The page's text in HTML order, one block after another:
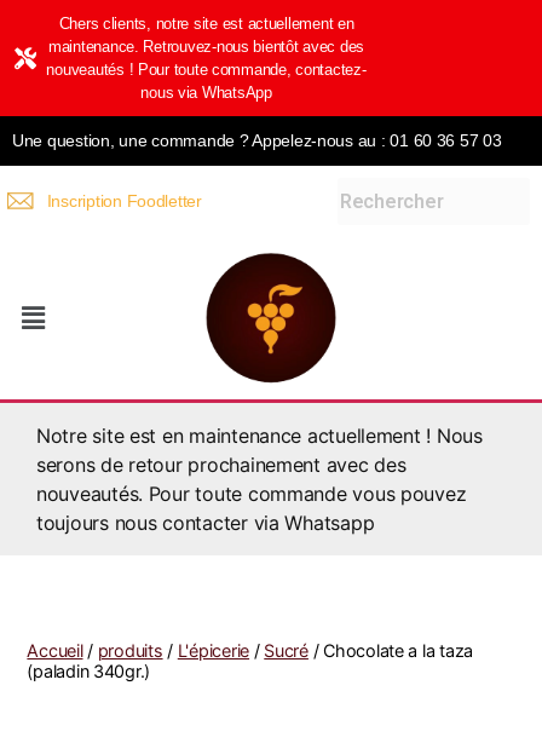
Chers clients, notre site est actuellement en
maintenance. Retrouvez-nous bientôt avec des
nouveautés ! Pour toute commande, contactez-
nous via WhatsApp
Une question, une commande ? Appelez-nous au : 01 60 36 57 03
Inscription Foodletter
Notre site est en maintenance actuellement ! Nous
serons de retour prochainement avec des
nouveautés. Pour toute commande vous pouvez
toujours nous contacter via Whatsapp
Accueil/ produits / L'épicerie / Sucré/ Chocolate a la taza
(paladin 340gr.)